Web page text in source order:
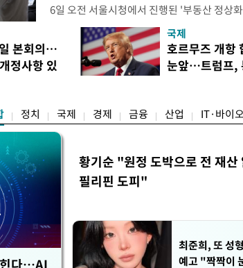
6일 오전 서울시청에서 진행된 '부동산 정상
대토론회'에서는 정부의 세제개편안에 대한
이어졌다. 이날 토론회에는 보유 주택에 거주
택자와 무주택 청년, 민간임대사업자 등 시민
리에이터 등 50여 명이 참석했다. 잠실에서 21
택
본회의…
정사항 있
국제
호르무즈 개항
눈앞…트럼프,
정치 국제 경제 금융 산업 IT·바이오
다…AI
황기순 "원정 도박으로 전 재산
필리핀 도피"
최준희, 또 성
예고 "짝짝이